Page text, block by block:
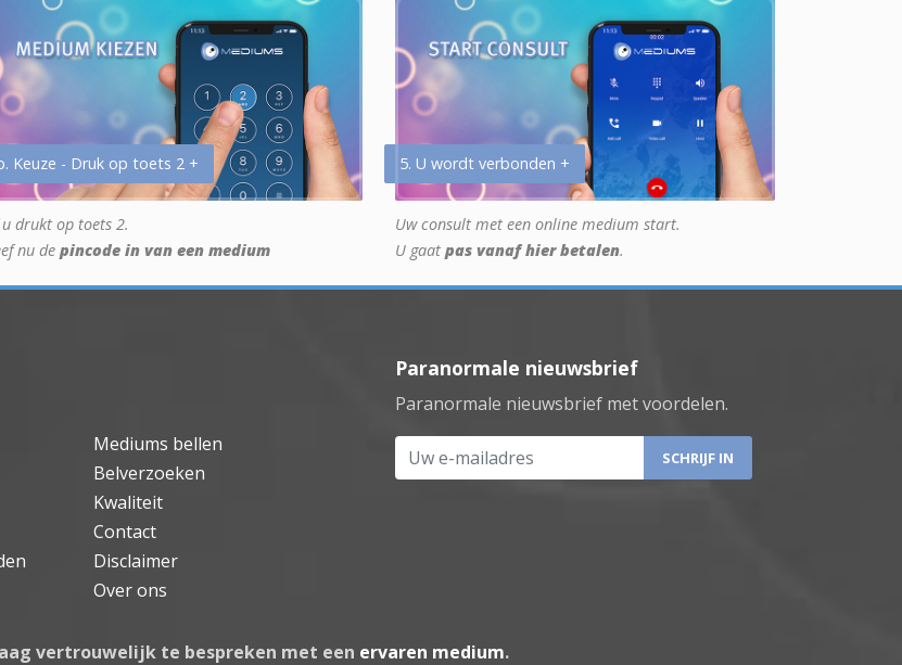
Keuze - Druk op toets 2 +
u drukt op toets 2.
nu de pincode in van een medium
5. U wordt verbonden +
Uw consult met een online medium start.
U gaat pas vanaf hier betalen.
Mediums bellen
Belverzoeken
Kwaliteit
Contact
Disclaimer
Over ons
Paranormale nieuwsbrief
Paranormale nieuwsbrief met voordelen.
Uw e-mailadres
vertrouwelijk te bespreken met een ervaren medium.